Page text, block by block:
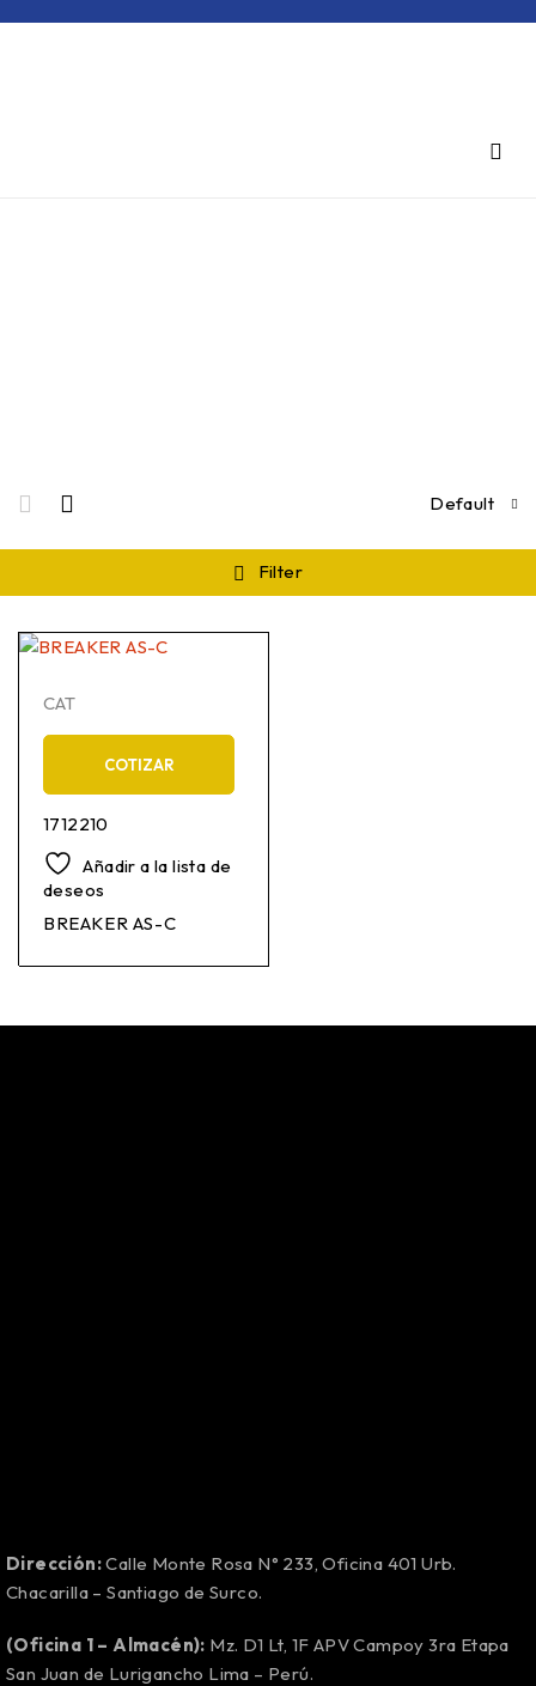
Default
Filter
CAT
COTIZAR
1712210
Añadir a la lista de
deseos
BREAKER AS-C
Dirección:Calle Monte Rosa N° 233, Oficina 401 Urb.
Chacarilla – Santiago de Surco.
(Oficina 1 – Almacén): Mz. D1 Lt, 1F APV Campoy 3ra Etapa
San Juan de Lurigancho Lima – Perú.